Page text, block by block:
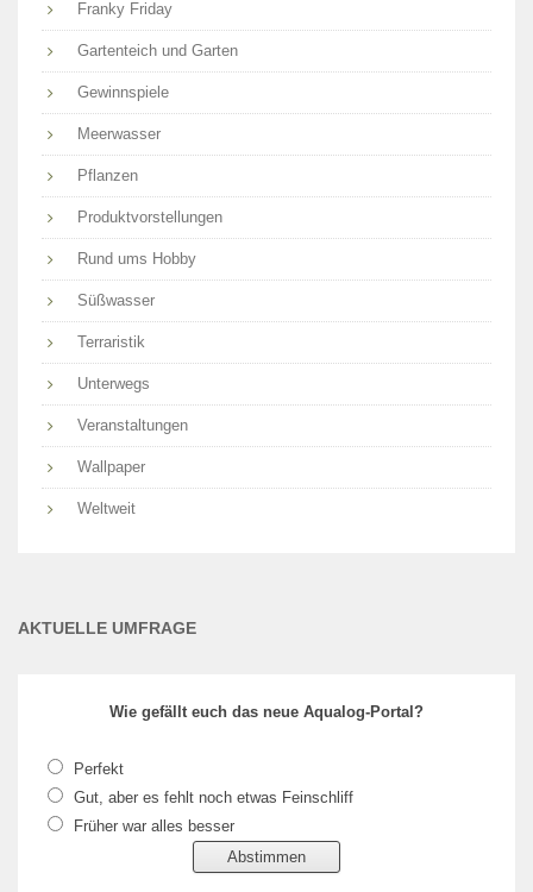
Franky Friday
Gartenteich und Garten
Gewinnspiele
Meerwasser
Pflanzen
Produktvorstellungen
Rund ums Hobby
Süßwasser
Terraristik
Unterwegs
Veranstaltungen
Wallpaper
Weltweit
AKTUELLE UMFRAGE
Wie gefällt euch das neue Aqualog-Portal?
Perfekt
Gut, aber es fehlt noch etwas Feinschliff
Früher war alles besser